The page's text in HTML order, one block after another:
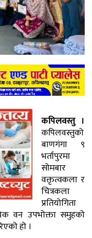
कपिलवस्तु ।
कपिलवस्तुको
बाणगंगा ९
भर्तापुरमा
सोमबार
वक्तृत्वकला र
चित्रकला
प्रतियोगिता
वन उपभोक्ता समुहको
हो ।